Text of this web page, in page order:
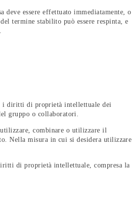
essere effettuato immediatamente, o
termine stabilito può essere respinta, e
i diritti di proprietà intellettuale dei
gruppo o collaboratori.
combinare o utilizzare il
Nella misura in cui si desidera utilizzare
di proprietà intellettuale, compresa la